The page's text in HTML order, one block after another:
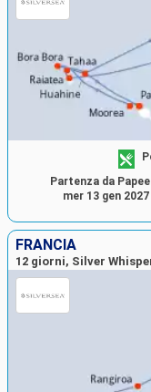
Partenza da
mer 13 gen 2027
FRANCIA
12 giorni, Silver